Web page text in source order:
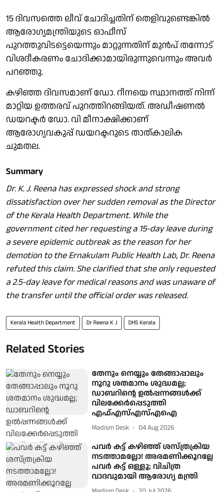
15 ദിവസത്തെ ലീവ് ചോദിച്ചതിന് തെളിവുണ്ടെങ്കിൽ
ആരോഗ്യമന്ത്രിയുടെ ഓഫീസ്
പുറത്തുവിടട്ടെയെന്നും മാറ്റുന്നതിന് മുൻപ് തന്നോട്
വിശദീകരണം ചോദിക്കാമായിരുന്നുവെന്നും അവർ
പറഞ്ഞു.
കഴിഞ്ഞ ദിവസമാണ് ഡോ. റീനയെ സ്ഥാനത്ത് നിന്ന്
മാറ്റിയ ഉത്തരവ് പുറത്തിറങ്ങിയത്. അഡീഷണല്‍
ഡയറക്ടര്‍ ഡോ. വി മീനാക്ഷിക്കാണ്
ആരോഗ്യവകുപ്പ് ഡയറക്ടറുടെ താത്കാലിക
ചുമതല.
Summary
Dr. K. J. Reena has expressed shock and strong
dissatisfaction over her sudden removal as the Director
of the Kerala Health Department. While the
government cited her requesting a 15-day leave during
a severe epidemic outbreak as the reason for her
demotion to the Ernakulam Public Health Lab, Dr. Reena
refuted this claim. She clarified that she only requested
a 2.5-day leave for medical reasons and was unaware of
the transfer until the official order was released.
Kerala Health Department Dr Reena K J DHS Kerala
Related Stories
തേനും നെയ്യും തേങ്ങാപ്പാലും
നൂറു ശതമാനം ശുദ്ധമല്ല;
ഡാബറിന്റെ ഉൽപ്പന്നങ്ങൾക്ക്
വിലക്കേർപ്പെടുത്തി
എഫ്എസ്എസ്എഐ
Madism Desk 04 Aug 2026
പവർ കട്ട് കഴിഞ്ഞ് ശസ്ത്രക്രിയ
നടത്താമല്ലോ! അരമണിക്കൂറല്ലേ
പവർ കട്ട് ഒള്ളൂ; വിചിത്ര
വാദവുമായി ആരോഗ്യ മന്ത്രി